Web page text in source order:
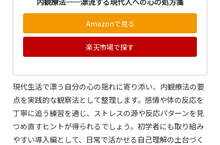
Amazonで見る
楽天市場で探す
現代生活で漂う自分の心の揺れに寄り添い、内観療法の要
点を実践的な観察法として整理します。感情や体の反応を
丁寧に追う練習を通じ、ストレスの源や反応パターンを見
つめ直すヒントが得られるでしょう。初学者にも取り組み
やすい導入編として、日常で活かせる自己理解の土台づく